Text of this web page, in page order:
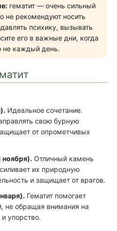
гематит — очень сильный
не рекомендуют носить
психику, вызывать
его в важные дни, когда
не каждый день.
Идеальное сочетание.
свою бурную
от опрометчивых
ноября). Отличный камень
их природную
и защищает от врагов.
Гематит помогает
не обращая внимания на
упорство.